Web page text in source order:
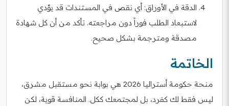
الدقة في الأوراق: أي نقص في المستندات قد يؤدي
لاستبعاد الطلب فوراً دون مراجعته. تأكد من أن كل شهادة
مصدقة ومترجمة بشكل صحيح.
الخاتمة
منحة حكومة أستراليا 2026 هي بوابة نحو مستقبل مشرق،
ليس فقط لك كفرد، بل لمجتمعك ككل. المنافسة قوية، لكن